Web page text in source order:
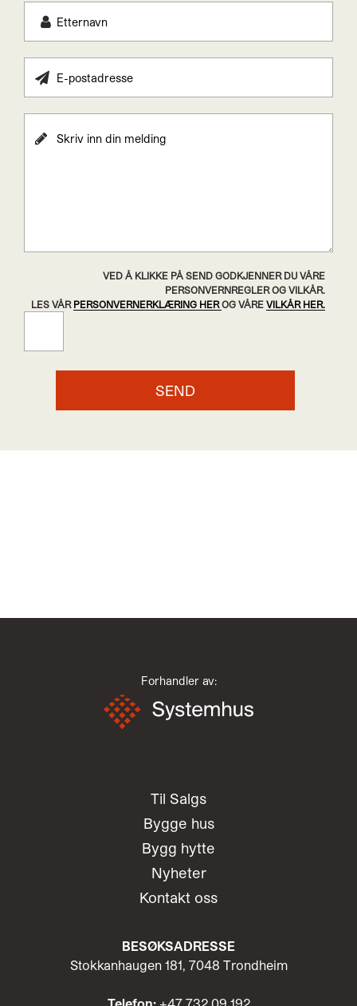
VED Å KLIKKE PÅ SEND GODKJENNER DU VÅRE
PERSONVERNREGLER OG VILKÅR.
LES VÅR PERSONVERNERKLÆRING HEROG VÅRE VILKÅR HER.
Forhandler av:
Til Salgs
Bygge hus
Bygg hytte
Nyheter
Kontakt oss
BESØKSADRESSE
Stokkanhaugen 181, 7048 Trondheim